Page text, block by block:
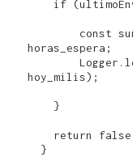
horas_espera;
        Logger.log('suma: ' + suma + ' > ' +
hoy_milis);